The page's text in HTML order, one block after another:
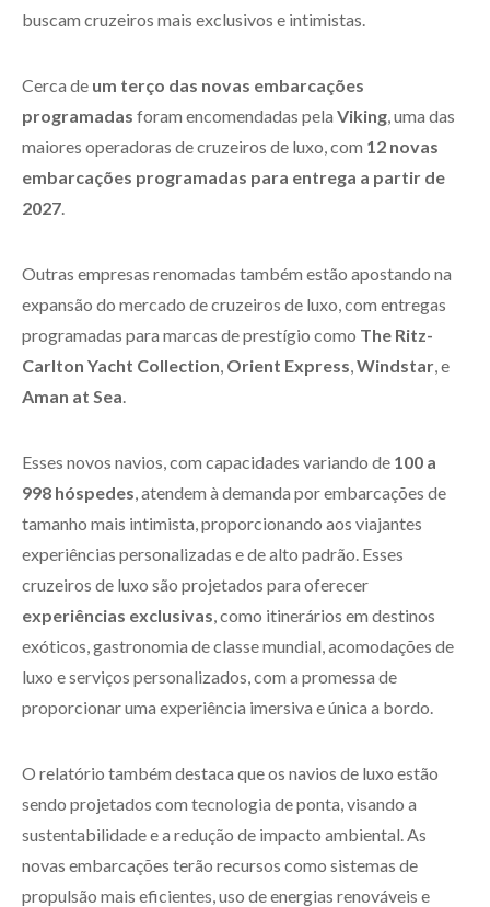
buscam cruzeiros mais exclusivos e intimistas.
Cerca de um terço das novas embarcações
programadas foram encomendadas pela Viking , uma das
maiores operadoras de cruzeiros de luxo, com 12 novas
embarcações programadas para entrega a partir de
2027
Outras empresas renomadas também estão apostando na
expansão do mercado de cruzeiros de luxo, com entregas
programadas para marcas de prestígio como The Ritz-
Carlton Yacht Collection Orient Express Windstar , e
Aman at Sea
Esses novos navios, com capacidades variando de 100 a
998 hóspedes , atendem à demanda por embarcações de
tamanho mais intimista, proporcionando aos viajantes
experiências personalizadas e de alto padrão. Esses
cruzeiros de luxo são projetados para oferecer
experiências exclusivas , como itinerários em destinos
exóticos, gastronomia de classe mundial, acomodações de
luxo e serviços personalizados, com a promessa de
proporcionar uma experiência imersiva e única a bordo.
O relatório também destaca que os navios de luxo estão
sendo projetados com tecnologia de ponta, visando a
sustentabilidade e a redução de impacto ambiental. As
novas embarcações terão recursos como sistemas de
propulsão mais eficientes, uso de energias renováveis e